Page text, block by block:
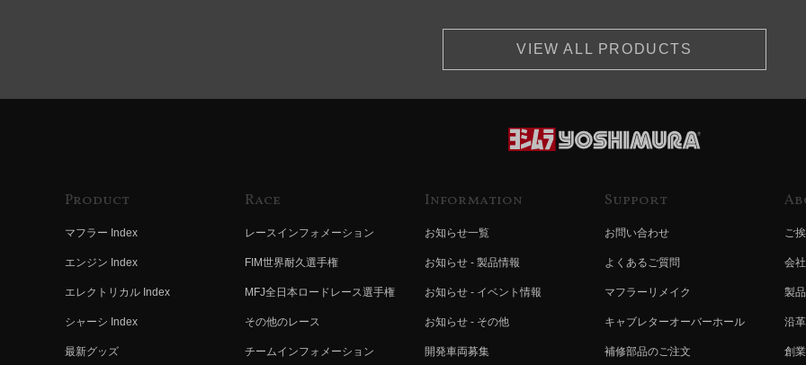
VIEW ALL PRODUCTS
Product
マフラー Index
エンジン Index
エレクトリカル Index
シャーシ Index
最新グッズ
Race
レースインフォメーション
FIM世界耐久選手権
MFJ全日本ロードレース選手権
その他のレース
チームインフォメーション
Information
お知らせ一覧
お知らせ - 製品情報
お知らせ - イベント情報
お知らせ - その他
開発車両募集
Support
お問い合わせ
よくあるご質問
マフラーリメイク
キャブレターオーバーホール
補修部品のご注文
ご
会
製
沿革
創